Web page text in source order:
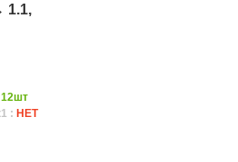
1.1,
12шт
: НЕТ